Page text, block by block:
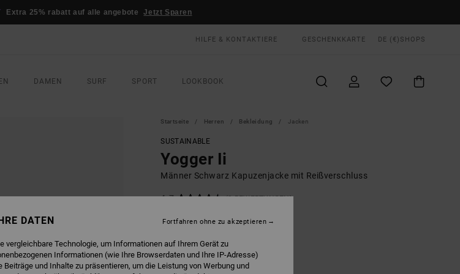
Extra 25% rabatt auf alle angebote Jetzt Sparen
HILFE & KONTAKTIERE GESCHENKKARTE DE (€) SHOPS
DAMEN SURF SPORT LOOKBOOK
Startseite Herren Bekleidung Jacken
SUSTAINABLE
Yogger Ii
Männer Schwarz Kapuzenjacke mit Reißverschluss
4.7
(3 BEWERTUNGEN)
SALE
DOPPELTER RABATT EXTRA 25 %
DATEN
vergleichbare Technologie, um Informationen auf Ihrem Gerät zu
Informationen (wie Ihre Browserdaten und Ihre IP-Adresse)
und Inhalte zu präsentieren, um die Leistung von Werbung und
Fortfahren ohne zu akzeptieren